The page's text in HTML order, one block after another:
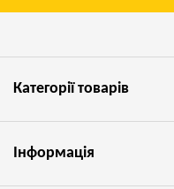
Категорії товарів
Інформація